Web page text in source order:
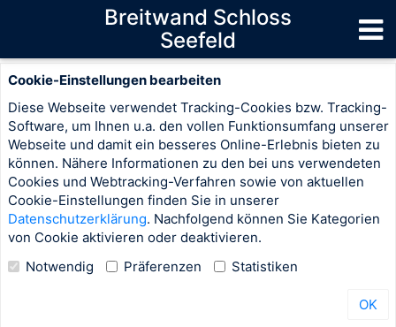
Breitwand Schloss
Seefeld
Cookie-Einstellungen bearbeiten
Diese Webseite verwendet Tracking-Cookies bzw. Tracking-
Software, um Ihnen u.a. den vollen Funktionsumfang unserer
Webseite und damit ein besseres Online-Erlebnis bieten zu
können. Nähere Informationen zu den bei uns verwendeten
Cookies und Webtracking-Verfahren sowie von aktuellen
Cookie-Einstellungen finden Sie in unserer
Datenschutzerklärung. Nachfolgend können Sie Kategorien
von Cookie aktivieren oder deaktivieren.
Notwendig
Präferenzen Statistiken
OK